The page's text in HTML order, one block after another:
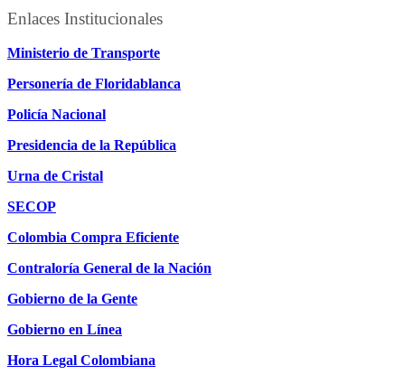
Enlaces Institucionales
Ministerio de Transporte
Personería de Floridablanca
Policía Nacional
Presidencia de la República
Urna de Cristal
SECOP
Colombia Compra Eficiente
Contraloría General de la Nación
Gobierno de la Gente
Gobierno en Línea
Hora Legal Colombiana